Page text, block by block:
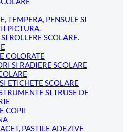
TEMPERA, PENSULE SI
PICTURA.
ROLLERE SCOLARE.
COLORATE
SI RADIERE SCOLARE
ETICHETE SCOLARE
SI TRUSE DE
COPII
PASTILE ADEZIVE